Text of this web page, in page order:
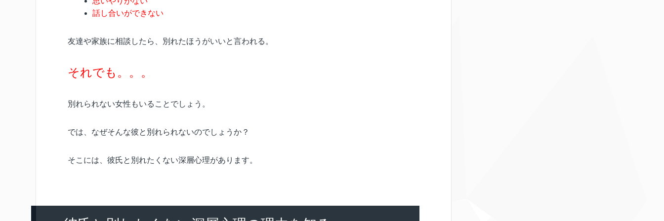
話し合いができない
友達や家族に相談したら、別れたほうがいいと言われる。
それでも。。。
別れられない女性もいることでしょう。
では、なぜそんな彼と別れられないのでしょうか？
そこには、彼氏と別れたくない深層心理があります。